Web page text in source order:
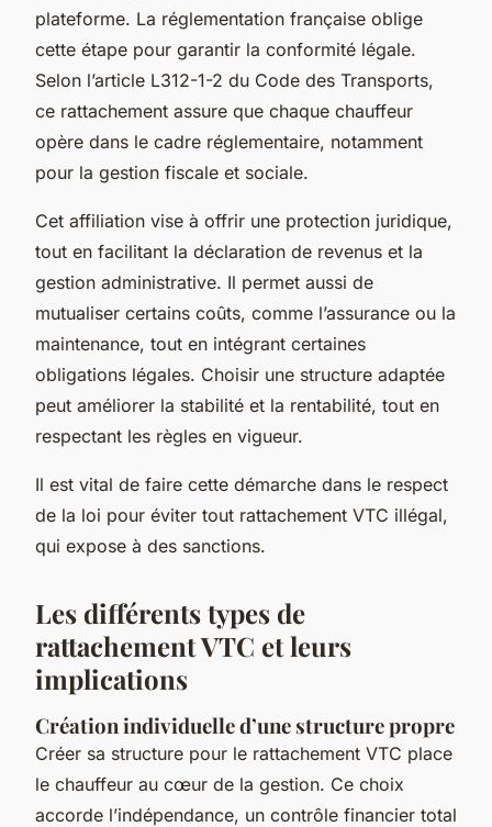
plateforme. La réglementation française oblige
cette étape pour garantir la conformité légale.
Selon l’article L312-1-2 du Code des Transports,
ce rattachement assure que chaque chauffeur
opère dans le cadre réglementaire, notamment
pour la gestion fiscale et sociale.
Cet affiliation vise à offrir une protection juridique,
tout en facilitant la déclaration de revenus et la
gestion administrative. Il permet aussi de
mutualiser certains coûts, comme l’assurance ou la
maintenance, tout en intégrant certaines
obligations légales. Choisir une structure adaptée
peut améliorer la stabilité et la rentabilité, tout en
respectant les règles en vigueur.
Il est vital de faire cette démarche dans le respect
de la loi pour éviter tout rattachement VTC illégal,
qui expose à des sanctions.
Les différents types de
rattachement VTC et leurs
implications
Création individuelle d’une structure propre
Créer sa structure pour le rattachement VTC place
le chauffeur au cœur de la gestion. Ce choix
accorde l’indépendance, un contrôle financier total